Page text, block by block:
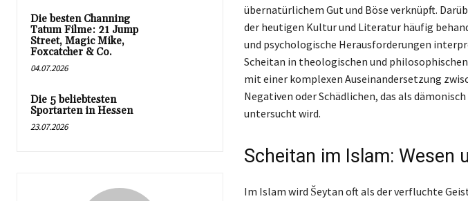
Die besten Channing
Tatum Filme: 21 Jump
Street, Magic Mike,
Foxcatcher & Co.
04.07.2026
Die 5 beliebtesten
Sportarten in Hessen
23.07.2026
übernatürlichem Gut und Böse verknüpft.
der heutigen Kultur und Literatur häufig
und psychologische Herausforderungen
Scheitan in theologischen und
mit einer komplexen Auseinandersetzung
Negativen oder Schädlichen, das als
untersucht wird.
Scheitan im Islam: Wesen
Im Islam wird Šeytan oft als der verfluchte